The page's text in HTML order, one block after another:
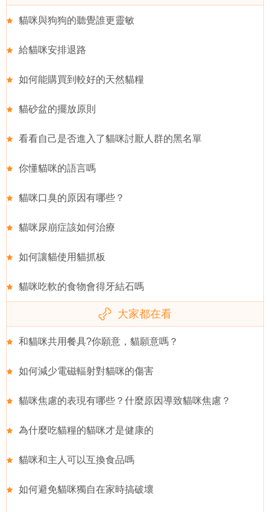
貓咪與狗狗的聽覺誰更靈敏
給貓咪安排退路
如何能購買到較好的天然貓糧
貓砂盆的擺放原則
看看自己是否進入了貓咪討厭人群的黑名單
你懂貓咪的語言嗎
貓咪口臭的原因有哪些？
貓咪尿崩症該如何治療
如何讓貓使用貓抓板
貓咪吃軟的食物會得牙結石嗎
大家都在看
和貓咪共用餐具?你願意，貓願意嗎？
如何減少電磁輻射對貓咪的傷害
貓咪焦慮的表現有哪些？什麼原因導致貓咪焦慮？
為什麼吃貓糧的貓咪才是健康的
貓咪和主人可以互換食品嗎
如何避免貓咪獨自在家時搞破壞